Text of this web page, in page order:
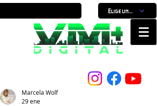
Elige un horario
Marcela Wolf
29 ene